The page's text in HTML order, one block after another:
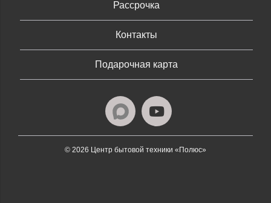
Рассрочка
Контакты
Подарочная карта
© 2026 Центр бытовой техники «Полюс»